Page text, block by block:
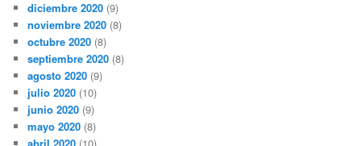
diciembre 2020 (9)
noviembre 2020 (8)
octubre 2020 (8)
septiembre 2020 (8)
agosto 2020 (9)
julio 2020 (10)
junio 2020 (9)
mayo 2020 (8)